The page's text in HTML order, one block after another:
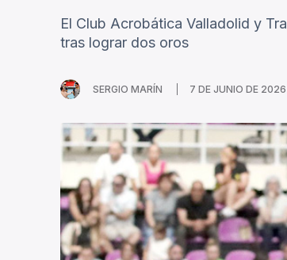
El Club Acrobática Valladolid y
tras lograr dos oros
SERGIO MARÍN 7 DE JUNIO DE 2026